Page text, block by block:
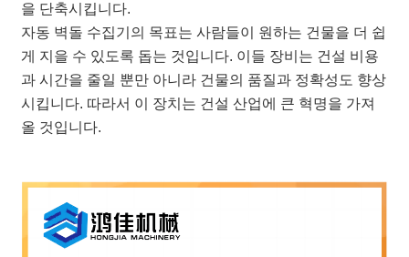
을 단축시킵니다.
자동 벽돌 수집기의 목표는 사람들이 원하는 건물을 더 쉽
게 지을 수 있도록 돕는 것입니다. 이들 장비는 건설 비용
과 시간을 줄일 뿐만 아니라 건물의 품질과 정확성도 향상
시킵니다. 따라서 이 장치는 건설 산업에 큰 혁명을 가져
올 것입니다.